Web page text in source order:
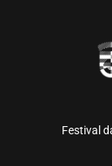
Festival